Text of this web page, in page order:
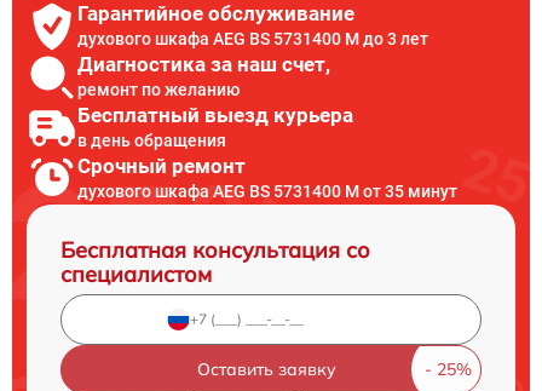
Гарантийное обслуживание
духового шкафа AEG BS 5731400 M до 3 лет
Диагностика за наш счет,
ремонт по желанию
Бесплатный выезд курьера
в день обращения
Срочный ремонт
духового шкафа AEG BS 5731400 M от 35 минут
Бесплатная консультация со
специалистом
Оставить заявку